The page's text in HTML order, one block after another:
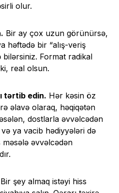
olur.
Bir ay çox uzun görünürsə,
həftədə bir “alış-veriş
bilərsiniz. Format radikal
real olsun.
tərtib edin. Hər kəsin öz
əlavə olaraq, həqiqətən
dostlarla əvvəlcədən
və ya vacib hədiyyələri də
əvvəlcədən
Bir şey almaq istəyi hiss